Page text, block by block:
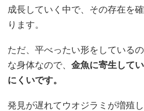
成長していく中で、その存在を
ります。
ただ、平べったい形をしている
な身体なので、 金魚に寄生して
にくいです。
発見が遅れてウオジラミが増殖